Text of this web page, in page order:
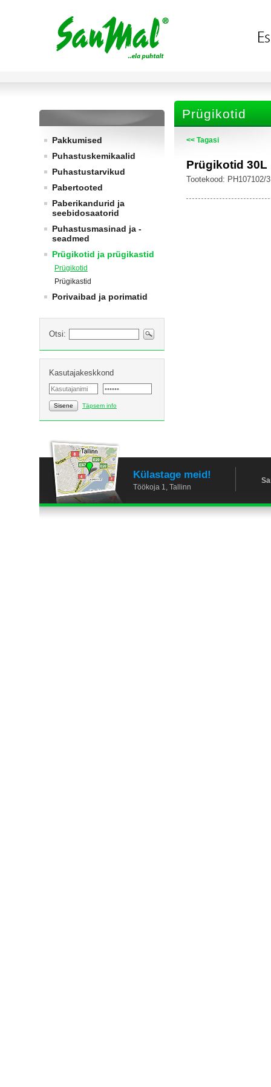
Pakkumised
Puhastuskemikaalid
Puhastustarvikud
Pabertooted
Paberikandurid ja
seebidosaatorid
Puhastusmasinad ja -
seadmed
Prügikotid ja prügikastid
Prügikotid
Prügikastid
Porivaibad ja porimatid
Otsi:
Kasutajakeskkond
Sisene Täpsem info
Prügikotid
<< Tagasi
Prügikotid 30L
Tootekood: PH107102/3
Külastage meid!
Töökoja 1, Tallinn